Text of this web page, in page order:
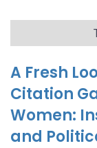
A Fresh
Citation
Women:
and